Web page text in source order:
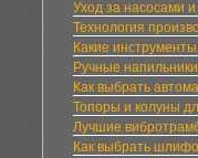
Уход за насосами
Технология
Какие
Ручные
Как выбрать
Топоры и колуны
Лучшие
Как выбрать